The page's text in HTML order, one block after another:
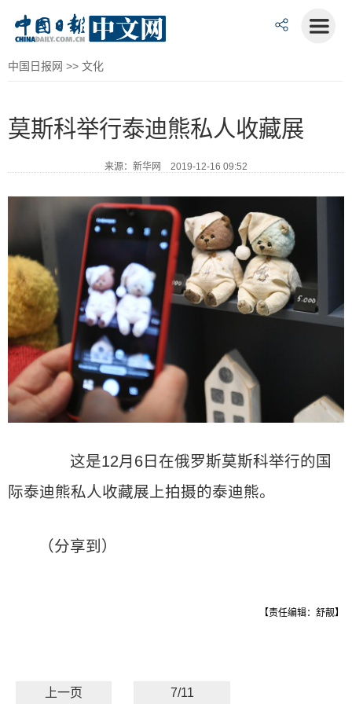
中国日报网 >> 文化
莫斯科举行泰迪熊私人收藏展
来源：新华网 2019-12-16 09:52
这是12月6日在俄罗斯莫斯科举行的国
际泰迪熊私人收藏展上拍摄的泰迪熊。
（分享到）
【责任编辑：舒靓】
上一页 7/11